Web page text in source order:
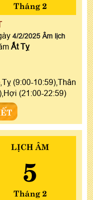
Tháng 2
4/2/2025 Âm lịch
Ất Tỵ
(9:00-10:59),Thân
(21:00-22:59)
LỊCH ÂM
5
Tháng 2